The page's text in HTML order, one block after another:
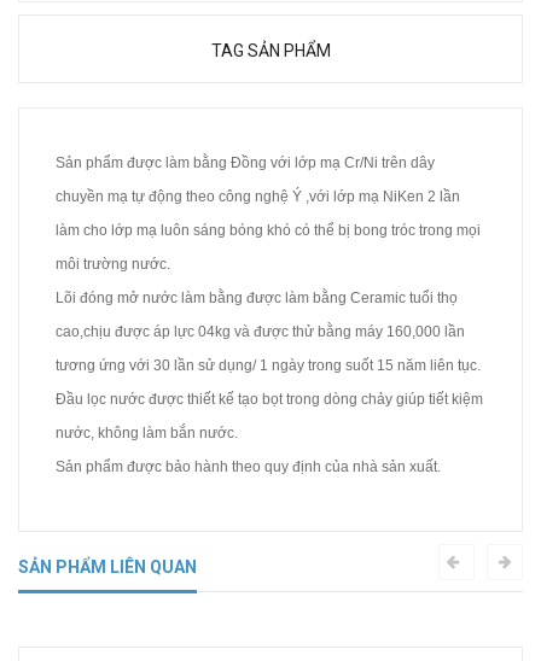
TAG SẢN PHẨM
Sản phẩm được làm bằng Đồng với lớp mạ Cr/Ni trên dây
chuyền mạ tự động theo công nghệ Ý ,với lớp mạ NiKen 2 lần
làm cho lớp mạ luôn sáng bóng khó có thể bị bong tróc trong mọi
môi trường nước.
Lõi đóng mở nước làm bằng được làm bằng Ceramic tuổi thọ
cao,chịu được áp lực 04kg và được thử bằng máy 160,000 lần
tương ứng với 30 lần sử dụng/ 1 ngày trong suốt 15 năm liên tục.
Đầu lọc nước được thiết kế tạo bọt trong dòng chảy giúp tiết kiệm
nước, không làm bắn nước.
Sản phẩm được bảo hành theo quy định của nhà sản xuất.
SẢN PHẨM LIÊN QUAN